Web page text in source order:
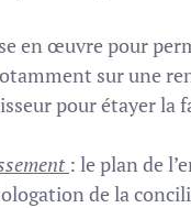
en œuvre pour
sur une
pour étayer
: le plan de
de la